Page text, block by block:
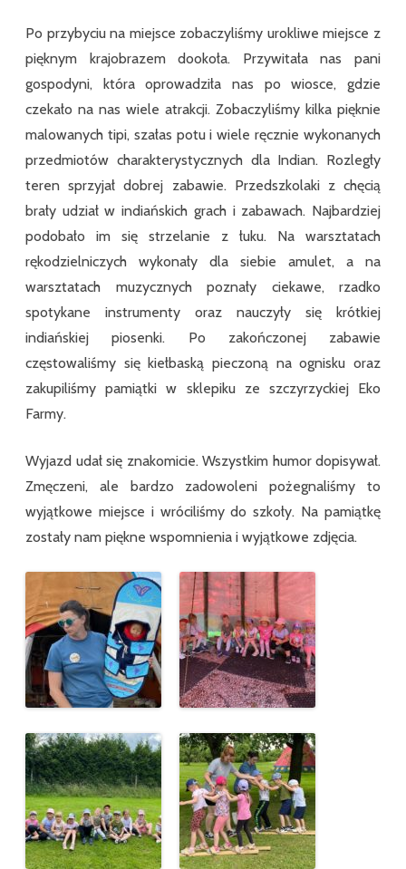
Po przybyciu na miejsce zobaczyliśmy urokliwe miejsce z
pięknym krajobrazem dookoła. Przywitała nas pani
gospodyni, która oprowadziła nas po wiosce, gdzie
czekało na nas wiele atrakcji. Zobaczyliśmy kilka pięknie
malowanych tipi, szałas potu i wiele ręcznie wykonanych
przedmiotów charakterystycznych dla Indian. Rozległy
teren sprzyjał dobrej zabawie. Przedszkolaki z chęcią
brały udział w indiańskich grach i zabawach. Najbardziej
podobało im się strzelanie z łuku. Na warsztatach
rękodzielniczych wykonały dla siebie amulet, a na
warsztatach muzycznych poznały ciekawe, rzadko
spotykane instrumenty oraz nauczyły się krótkiej
indiańskiej piosenki. Po zakończonej zabawie
częstowaliśmy się kiełbaską pieczoną na ognisku oraz
zakupiliśmy pamiątki w sklepiku ze szczyrzyckiej Eko
Farmy.
Wyjazd udał się znakomicie. Wszystkim humor dopisywał.
Zmęczeni, ale bardzo zadowoleni pożegnaliśmy to
wyjątkowe miejsce i wróciliśmy do szkoły. Na pamiątkę
zostały nam piękne wspomnienia i wyjątkowe zdjęcia.